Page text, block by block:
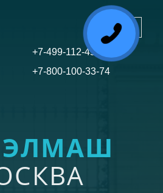
Toggle
ЭЛМАШ
+7-499-112-45-81
+7-800-100-33-74